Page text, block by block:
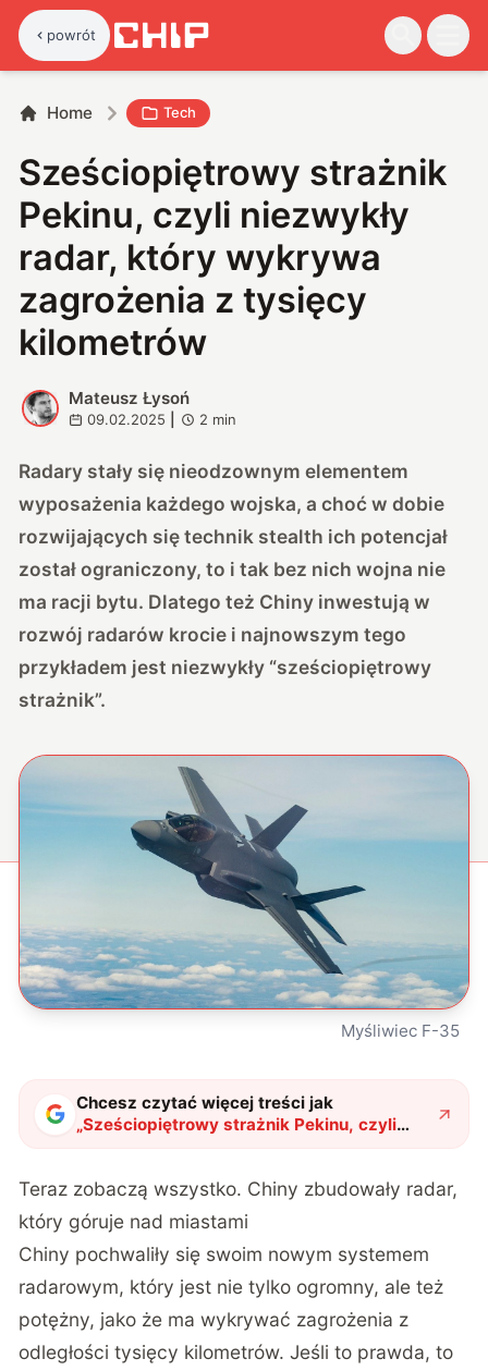
powrót
Home Tech
Sześciopiętrowy strażnik
Pekinu, czyli niezwykły
radar, który wykrywa
zagrożenia z tysięcy
kilometrów
M
Mateusz Łysoń
09.02.2025 2 min
Radary stały się nieodzownym elementem
wyposażenia każdego wojska, a choć w dobie
rozwijających się technik stealth ich potencjał
został ograniczony, to i tak bez nich wojna nie
ma racji bytu. Dlatego też Chiny inwestują w
rozwój radarów krocie i najnowszym tego
przykładem jest niezwykły “sześciopiętrowy
strażnik”.
Myśliwiec F-35
Chcesz czytać więcej treści jak
„Sześciopiętrowy strażnik Pekinu, czyli
niezwykły radar, który wykrywa zagrożenia
Teraz zobaczą wszystko. Chiny zbudowały radar,
który góruje nad miastami
Chiny pochwaliły się swoim nowym systemem
radarowym, który jest nie tylko ogromny, ale też
potężny, jako że ma wykrywać zagrożenia z
odległości tysięcy kilometrów. Jeśli to prawda, to